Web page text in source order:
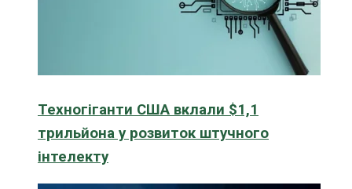
Техногіганти США вклали $1,1
трильйона у розвиток штучного
інтелекту